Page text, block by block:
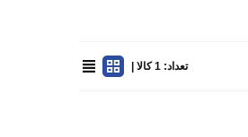
تعداد: 1 کالا |